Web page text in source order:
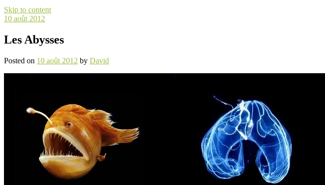
Skip to content
10 août 2012
Les Abysses
Posted on 10 août 2012 by David